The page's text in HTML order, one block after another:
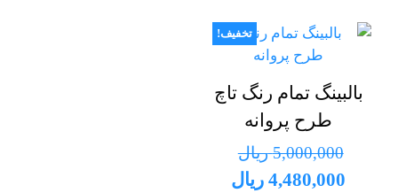
تخفیف!
بالبینگ تمام رنگ تاچ
طرح پروانه
5,000,000 ریال
قیمت
4,480,000 ریالقیمت